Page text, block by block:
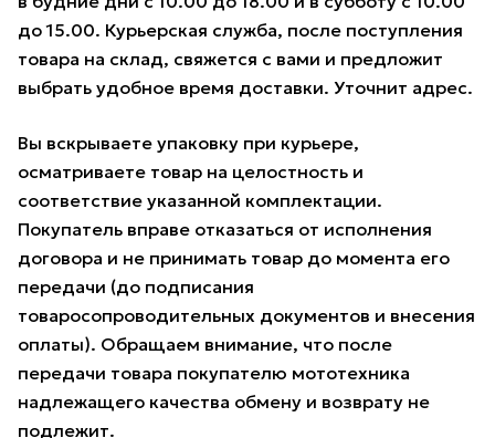
до 15.00. Курьерская служба, после поступления
товара на склад, свяжется с вами и предложит
выбрать удобное время доставки. Уточнит адрес.
Вы вскрываете упаковку при курьере,
осматриваете товар на целостность и
соответствие указанной комплектации.
Покупатель вправе отказаться от исполнения
договора и не принимать товар до момента его
передачи (до подписания
товаросопроводительных документов и внесения
оплаты). Обращаем внимание, что после
передачи товара покупателю мототехника
надлежащего качества обмену и возврату не
подлежит.